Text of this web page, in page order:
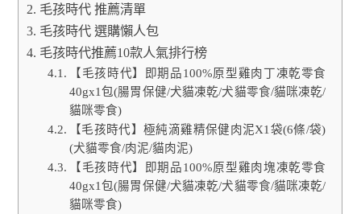
毛孩時代 推薦清單
毛孩時代 選購懶人包
毛孩時代推薦10款人氣排行榜
【毛孩時代】即期品100%原型雞肉丁凍乾零食
40gx1包(腸胃保健/犬貓凍乾/犬貓零食/貓咪凍乾/
貓咪零食)
【毛孩時代】極純滴雞精保健肉泥X1袋(6條/袋)
(犬貓零食/肉泥/貓肉泥)
【毛孩時代】即期品100%原型雞肉塊凍乾零食
40gx1包(腸胃保健/犬貓凍乾/犬貓零食/貓咪凍乾/
貓咪零食)